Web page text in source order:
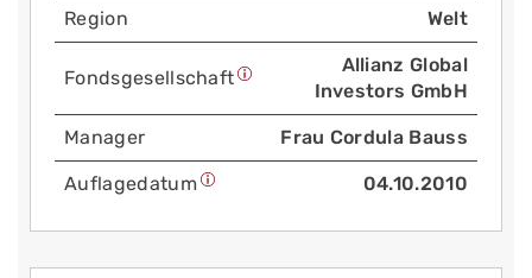
Region Welt
Fonds­gesellschaft
Allianz Global
Investors GmbH
Manager Frau Cordula Bauss
Auflage­datum 04.10.2010